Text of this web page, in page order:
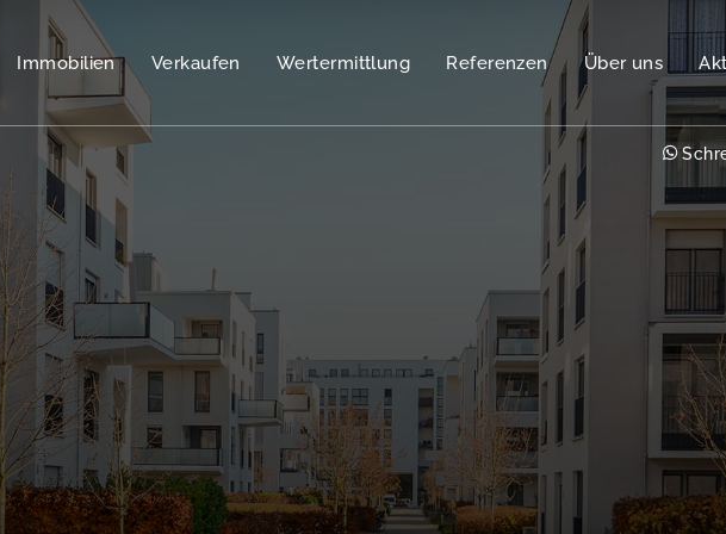
Immobilien Verkaufen Wertermittlung Referenzen Über uns